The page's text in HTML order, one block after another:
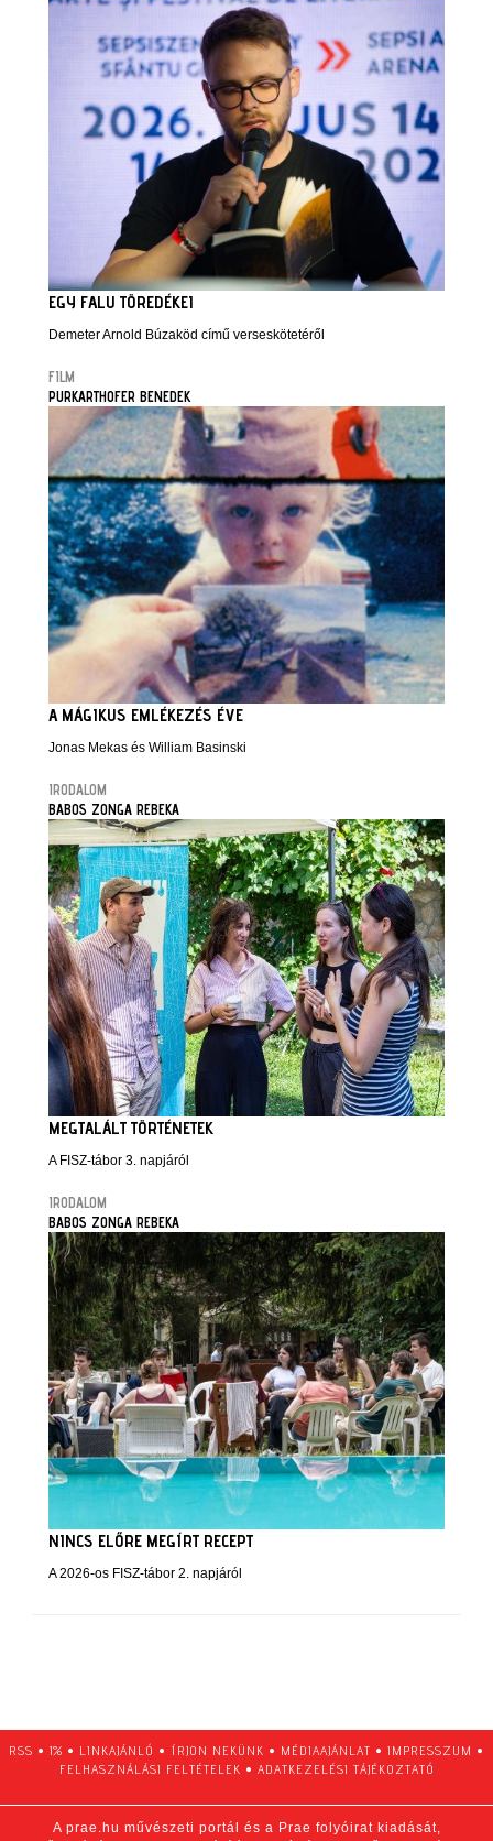
EGY FALU TÖREDÉKEI
Demeter Arnold Búzaköd című verseskötetéről
FILM
PURKARTHOFER BENEDEK
A MÁGIKUS EMLÉKEZÉS ÉVE
Jonas Mekas és William Basinski
IRODALOM
BABOS ZONGA REBEKA
MEGTALÁLT TÖRTÉNETEK
A FISZ-tábor 3. napjáról
IRODALOM
BABOS ZONGA REBEKA
NINCS ELŐRE MEGÍRT RECEPT
A 2026-os FISZ-tábor 2. napjáról
RSS • 1% • LINKAJÁNLÓ • ÍRJON NEKÜNK • MÉDIAAJÁNLAT • IMPRESSZUM •
FELHASZNÁLÁSI FELTÉTELEK • ADATKEZELÉSI TÁJÉKOZTATÓ
A prae.hu művészeti portál és a Prae folyóirat kiadását,